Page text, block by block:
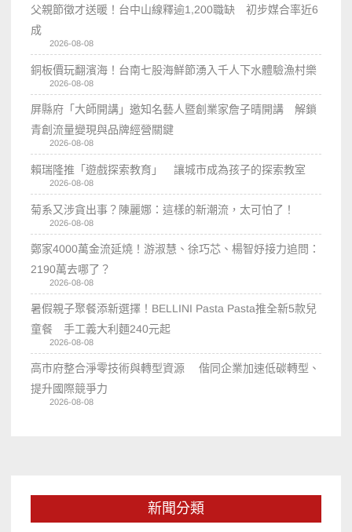
父親節徵才送暖！台中山線釋逾1,200職缺 初步媒合率近6
成
2026-08-08
銅板價玩翻濱海！台南七股海鮮節湧入千人下水體驗漁村樂
2026-08-08
屏縣府「大師開講」邀知名藝人暨創業家詹子晴開講 解鎖
青創流量變現與品牌經營關鍵
2026-08-08
賴瑞隆推「遊戲探索教育」 讓城市成為孩子的探索教室
2026-08-08
菊系又涉貪出事？陳麗娜：這樣的新潮流，太可怕了！
2026-08-08
鄭家4000萬金流延燒！游淑慧、徐巧芯、楊智妤接力追問：
2190萬去哪了？
2026-08-08
暑假親子聚餐添新選擇！BELLINI Pasta Pasta推全新5款兒
童餐 手工義大利麵240元起
2026-08-08
高市府整合淨零技術與轉型資源 偕同企業加速低碳轉型、
提升國際競爭力
2026-08-08
新聞分類